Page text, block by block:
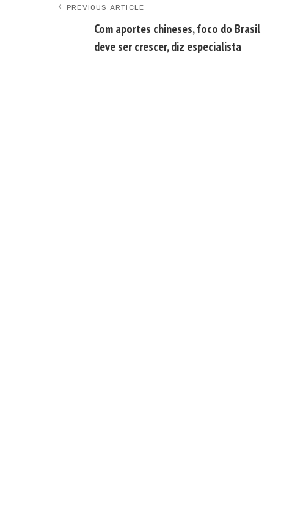
PREVIOUS ARTICLE
Com aportes chineses, foco do Brasil
deve ser crescer, diz especialista